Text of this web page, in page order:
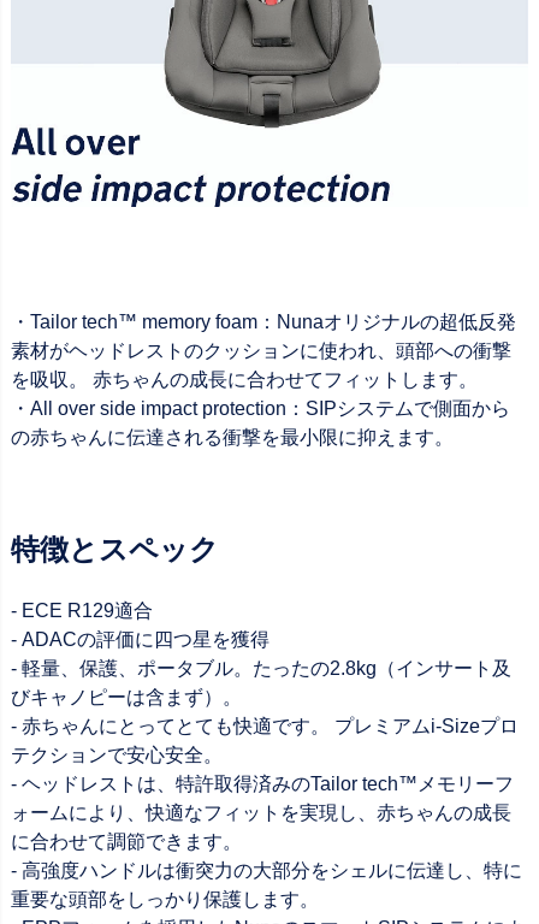
・Tailor tech™ memory foam：Nunaオリジナルの超低反発
素材がヘッドレスト​のクッションに使われ、頭部への衝撃
を吸収。 赤ちゃんの成長に合わせてフィットします。
・All over side impact protection：SIPシステムで側面から
の赤ちゃんに伝達される衝撃を最小限に抑えます。
特徴とスペック
- ECE R129適合
- ADACの評価に四つ星を獲得
- 軽量、保護、ポータブル。たったの2.8kg（インサート及
びキャノピーは含まず）。
- 赤ちゃんにとってとても快適です。 プレミアムi-Sizeプロ
テクションで安心安全。
- ヘッドレストは、特許取得済みのTailor tech™メモリーフ
ォームにより、快適なフィットを実現し、赤ちゃんの成長
に合わせて調節できます。
- 高強度ハンドルは衝突力の大部分をシェルに伝達し、特に
重要な頭部をしっかり保護します。